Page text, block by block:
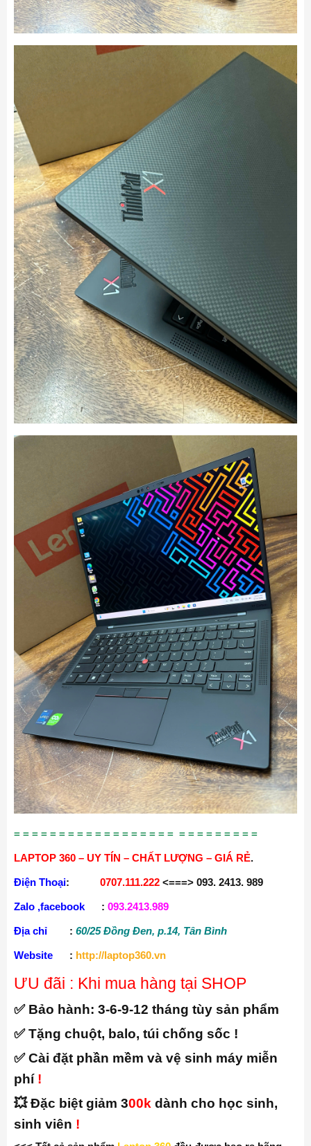
= = = = = = = = = = = = = = = = = = = = = = = = = = =
LAPTOP 360 – UY TÍN – CHẤT LƯỢNG – GIÁ RẺ.
Điện Thoại: 0707.111.222 <===> 093. 2413. 989
Zalo ,facebook : 093.2413.989
Địa chỉ : 60/25 Đồng Đen, p.14, Tân Bình
Website : http://laptop360.vn
ƯU đãi : Khi mua hàng tại SHOP
✅ Bảo hành: 3-6-9-12 tháng tùy sản phẩm
✅ Tặng chuột, balo, túi chống sốc !
✅ Cài đặt phần mềm và vệ sinh máy miễn
phí !
💥 Đặc biệt giảm 300k dành cho học sinh,
sinh viên !